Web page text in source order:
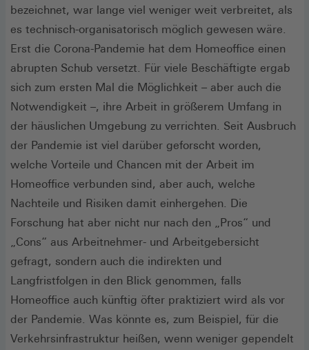
bezeichnet, war lange viel weniger weit verbreitet, als
es technisch-organisatorisch möglich gewesen wäre.
Erst die Corona-Pandemie hat dem Homeoffice einen
abrupten Schub versetzt. Für viele Beschäftigte ergab
sich zum ersten Mal die Möglichkeit – aber auch die
Notwendigkeit –, ihre Arbeit in größerem Umfang in
der häuslichen Umgebung zu verrichten. Seit Ausbruch
der Pandemie ist viel darüber geforscht worden,
welche Vorteile und Chancen mit der Arbeit im
Homeoffice verbunden sind, aber auch, welche
Nachteile und Risiken damit einhergehen. Die
Forschung hat aber nicht nur nach den „Pros“ und
„Cons“ aus Arbeitnehmer- und Arbeitgebersicht
gefragt, sondern auch die indirekten und
Langfristfolgen in den Blick genommen, falls
Homeoffice auch künftig öfter praktiziert wird als vor
der Pandemie. Was könnte es, zum Beispiel, für die
Verkehrsinfrastruktur heißen, wenn weniger gependelt